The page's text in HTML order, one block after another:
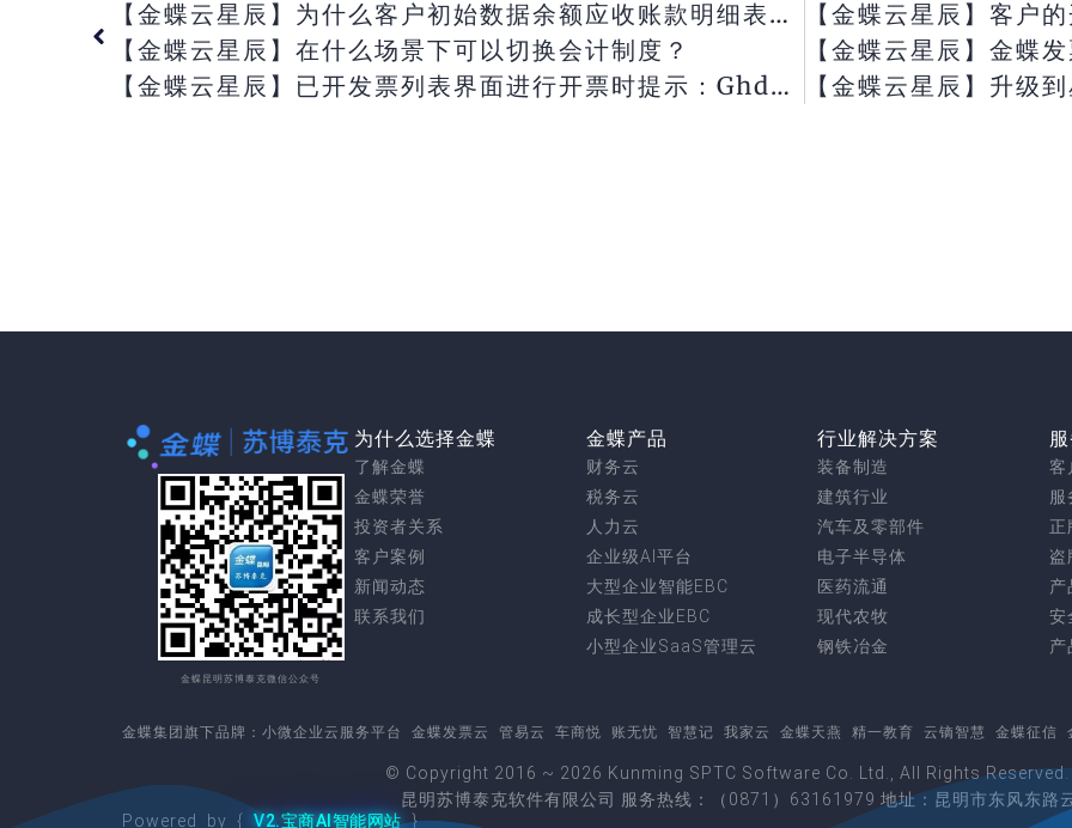
【金蝶云星辰】为什么客户初始数据余额应收账款明细表的期初余额对不上？
【金蝶云星辰】在什么场景下可以切换会计制度？
【金蝶云星辰】已开发票列表界面进行开票时提示：ghdwsbh:参数错误， 是什么原因？
【金蝶云星辰】金蝶发票云（ 税
【金蝶云星辰】升级到
金蝶昆明苏博泰克微信公众号
为什么选择金蝶
了解金蝶
金蝶荣誉
投资者关系
客户案例
新闻动态
联系我们
金蝶产品
财务云
税务云
人力云
企业级AI平台
大型企业智能EBC
成长型企业EBC
小型企业SaaS管理云
行业解决方案
装备制造
建筑行业
汽车及零部件
电子半导体
医药流通
现代农牧
钢铁冶金
客
正
盗
产
安
产
金蝶集团旗下品牌： 小微企业云服务平台 金蝶发票云 管易云 车商悦 账无忧 智慧记 我家云 金蝶天燕 精一教育 云镝智慧 金蝶征信
© Copyright 2016 ~ 2026 Kunming SPTC Software Co. Ltd., All Rights Reserved.
昆明苏博泰克软件有限公司 服务热线：（0871）63161979 地址：昆明市东风东路
Powered by { V2.宝商AI智能网站}